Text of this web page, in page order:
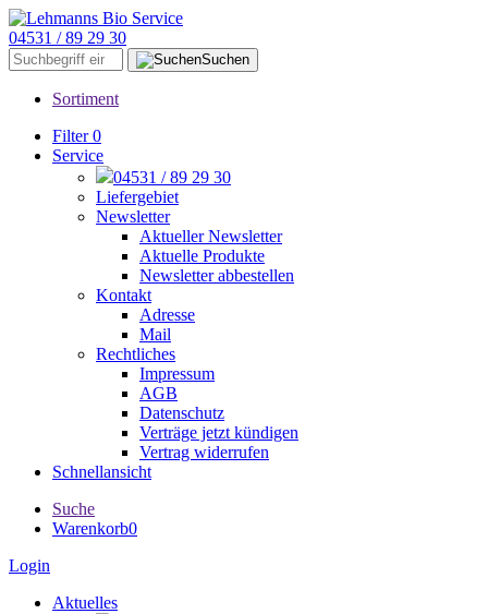
04531 / 89 29 30
Suchen
Sortiment
Filter 0
Service
04531 / 89 29 30
Liefergebiet
Newsletter
Aktueller Newsletter
Aktuelle Produkte
Newsletter abbestellen
Kontakt
Adresse
Mail
Rechtliches
Impressum
AGB
Datenschutz
Verträge jetzt kündigen
Vertrag widerrufen
Schnellansicht
Suche
Warenkorb0
Login
Aktuelles